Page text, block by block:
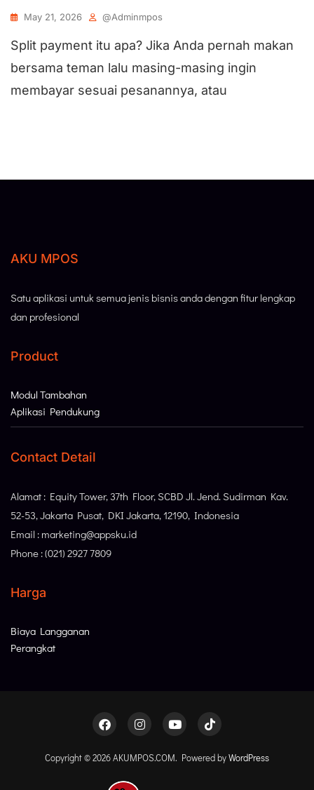
May 21, 2026 @adminmpos
Split payment itu apa? Jika Anda pernah makan
bersama teman lalu masing-masing ingin
membayar sesuai pesanannya, atau
AKU MPOS
Satu aplikasi untuk semua jenis bisnis anda dengan fitur lengkap
dan profesional
Product
Modul Tambahan
Aplikasi Pendukung
Contact Detail
Alamat : Equity Tower, 37th Floor, SCBD Jl. Jend. Sudirman Kav.
52-53, Jakarta Pusat, DKI Jakarta, 12190, Indonesia
Email : marketing@appsku.id
Phone : (021) 2927 7809
Harga
Biaya Langganan
Perangkat
Copyright © 2026 AKUMPOS.COM. Powered byWordPress